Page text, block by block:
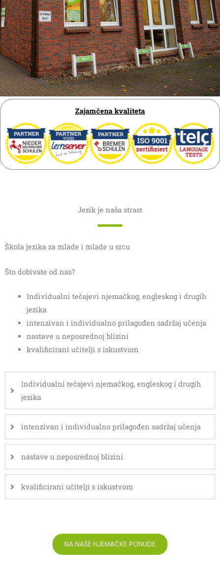
Zajamčena kvaliteta
Jezik je naša strast
Škola jezika za mlade i mlade u srcu
Što dobivate od nas?
Individualni tečajevi njemačkog, engleskog i drugih
jezika
intenzivan i individualno prilagođen sadržaj učenja
nastave u neposrednoj blizini
kvalificirani učitelji s iskustvom
Individualni tečajevi njemačkog, engleskog i drugih
jezika
intenzivan i individualno prilagođen sadržaj učenja
nastave u neposrednoj blizini
kvalificirani učitelji s iskustvom
NA NAŠE NJEMAČKE PONUDE